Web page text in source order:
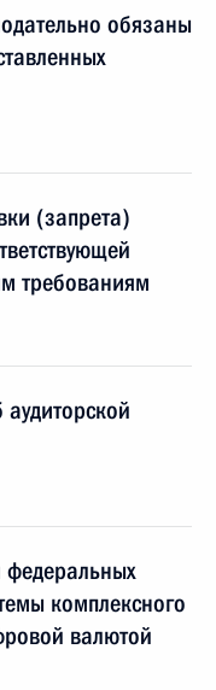
обязаны
(запрета)
требованиям
комплексного
валютой